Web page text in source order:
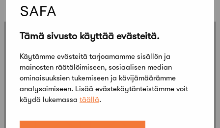
Tämä sivusto käyttää evästeitä.
Käytämme evästeitä tarjoamamme sisällön ja
mainosten räätälöimiseen, sosiaalisen median
ominaisuuksien tukemiseen ja kävijämäärämme
analysoimiseen. Lisää evästekäytänteistämme voit
käydä lukemassa täällä.